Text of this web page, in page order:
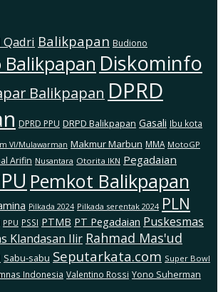
Qadri Balikpapan Budiono
Diskominfo
Balikpapan DPRD
DPRD PPU DRPD Balikpapan Gasali Ibu kota
Vl/Mulawarman Makmur Marbun MMA MotoGP
Arifin Nusantara Otorita IKN Pegadaian
Pemkot Balikpapan
Pilkada 2024 Pilkada serentak 2024 PLN
PPU PSSI PTMB PT Pegadaian Puskesmas
Klandasan Ilir Rahmad Mas'ud
Sabu-sabu Seputarkata.com Super Bowl
Indonesia Valentino Rossi Yono Suherman